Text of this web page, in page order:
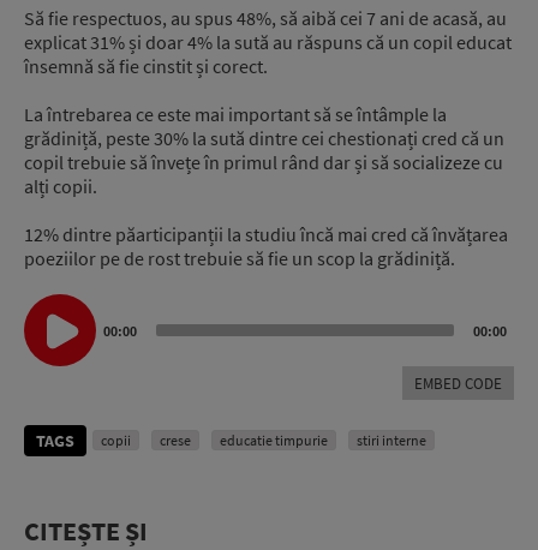
Să fie respectuos, au spus 48%, să aibă cei 7 ani de acasă, au
explicat 31% și doar 4% la sută au răspuns că un copil educat
însemnă să fie cinstit și corect.
La întrebarea ce este mai important să se întâmple la
grădiniță, peste 30% la sută dintre cei chestionați cred că un
copil trebuie să învețe în primul rând dar și să socializeze cu
alți copii.
12% dintre păarticipanții la studiu încă mai cred că învățarea
poeziilor pe de rost trebuie să fie un scop la grădiniță.
Audio
Player
00:00 00:00
EMBED CODE
TAGS copii crese educatie timpurie stiri interne
CITEȘTE ȘI